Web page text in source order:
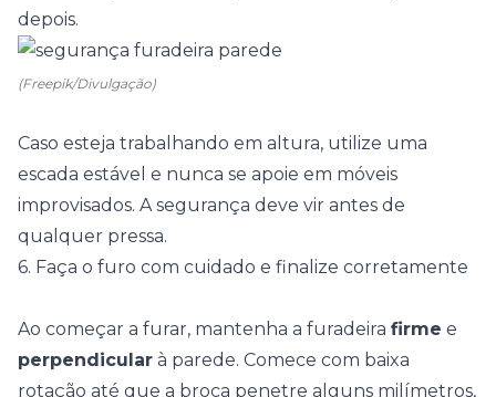
depois.
(Freepik/Divulgação)
Caso esteja trabalhando em altura, utilize uma
escada estável e nunca se apoie em móveis
improvisados. A segurança deve vir antes de
qualquer pressa.
6. Faça o furo com cuidado e finalize corretamente
Ao começar a furar, mantenha a furadeira firme e
perpendicular à parede. Comece com baixa
rotação até que a broca penetre alguns milímetros,